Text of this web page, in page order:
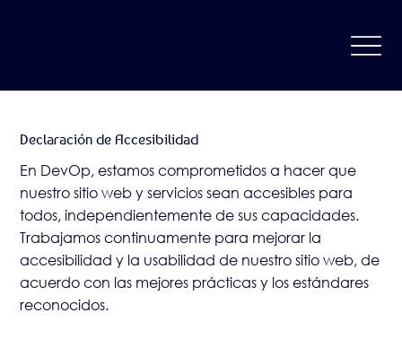
Declaración de Accesibilidad
En DevOp, estamos comprometidos a hacer que
nuestro sitio web y servicios sean accesibles para
todos, independientemente de sus capacidades.
Trabajamos continuamente para mejorar la
accesibilidad y la usabilidad de nuestro sitio web, de
acuerdo con las mejores prácticas y los estándares
reconocidos.